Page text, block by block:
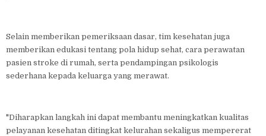
Selain memberikan pemeriksaan dasar, tim kesehatan juga
memberikan edukasi tentang pola hidup sehat, cara perawatan
pasien stroke di rumah, serta pendampingan psikologis
sederhana kepada keluarga yang merawat.
"Diharapkan langkah ini dapat membantu meningkatkan kualitas
pelayanan kesehatan ditingkat kelurahan sekaligus mempererat